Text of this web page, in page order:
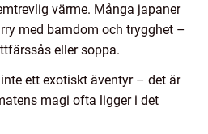
värme. Många japaner
med barndom och trygghet –
eller soppa.
ett exotiskt äventyr – det är
magi ofta ligger i det